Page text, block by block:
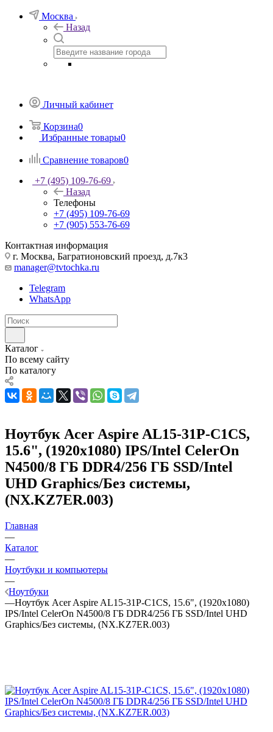
Москва
Назад
Личный кабинет
Корзина0
Избранные товары0
Сравнение товаров0
+7 (495) 109-76-69
Назад
Телефоны
+7 (495) 109-76-69
+7 (905) 553-76-69
Контактная информация
г. Москва, Багратионовский проезд, д.7к3
manager@tvtochka.ru
Telegram
WhatsApp
Каталог
По всему сайту
По каталогу
Ноутбук Acer Aspire AL15-31P-C1CS,
15.6", (1920x1080) IPS/Intel CelerOn
N4500/8 ГБ DDR4/256 ГБ SSD/Intel
UHD Graphics/Без системы,
(NX.KZ7ER.003)
Главная
—
Каталог
—
Ноутбуки и компьютеры
—
Ноутбуки
—Ноутбук Acer Aspire AL15-31P-C1CS, 15.6", (1920x1080)
IPS/Intel CelerOn N4500/8 ГБ DDR4/256 ГБ SSD/Intel UHD
Graphics/Без системы, (NX.KZ7ER.003)